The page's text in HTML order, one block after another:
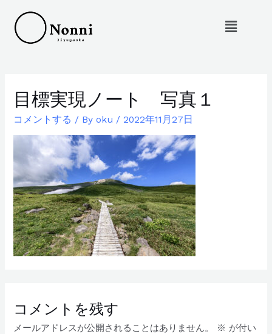
目標実現ノート 写真１
コメントする / Byoku /2022年11月27日
コメントを残す
メールアドレスが公開されることはありません。 ※ が付い